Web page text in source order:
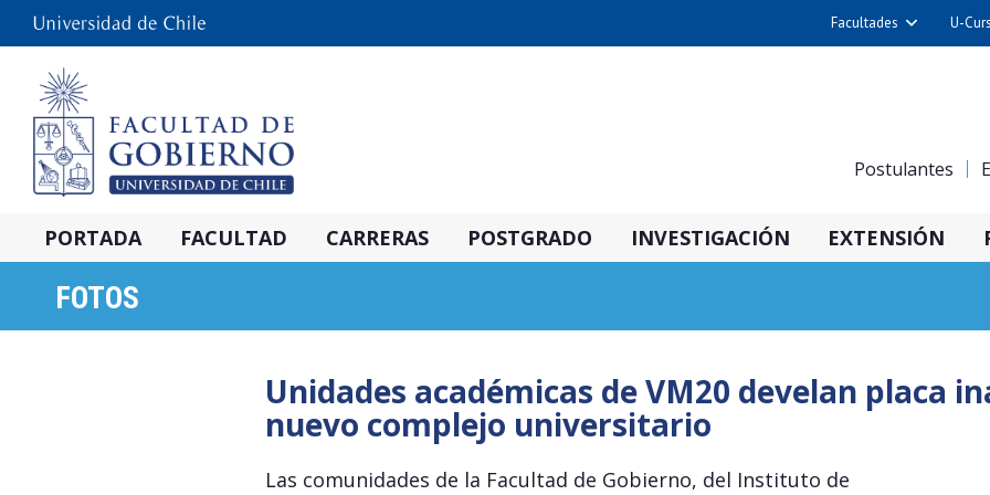
Facultades
Cs. Químicas y
Derecho
Nutrición y
U-
Postulantes
PORTADA FACULTAD CARRERAS POSTGRADO INVESTIGACIÓN EXTENSIÓN
FOTOS
Unidades académicas de VM20 develan placa
nuevo complejo universitario
Las comunidades de la Facultad de Gobierno, del Instituto de